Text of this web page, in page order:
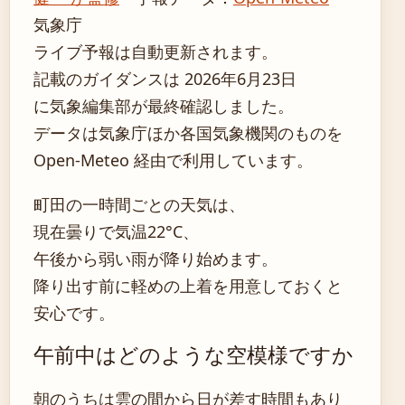
気象庁
ライブ予報は自動更新されます。
記載のガイダンスは 2026年6月23日
に気象編集部が最終確認しました。
データは気象庁ほか各国気象機関のものを
Open-Meteo 経由で利用しています。
町田の一時間ごとの天気は、
現在曇りで気温22°C、
午後から弱い雨が降り始めます。
降り出す前に軽めの上着を用意しておくと
安心です。
午前中はどのような空模様ですか
朝のうちは雲の間から日が差す時間もあり